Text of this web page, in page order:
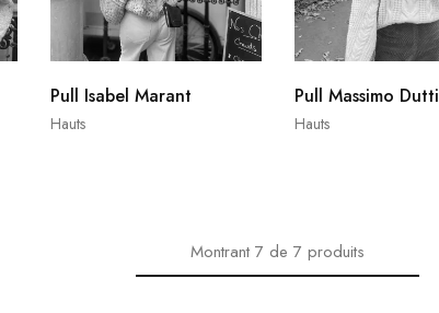
Hauts
Pull Isabel Marant
Hauts
Pull Massimo Dutti
Montrant 7de7produits